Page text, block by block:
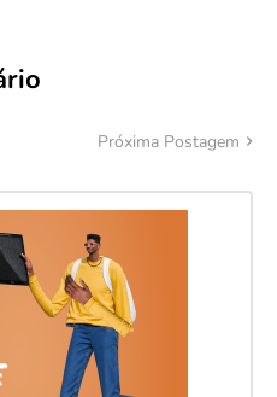
Próxima Postagem